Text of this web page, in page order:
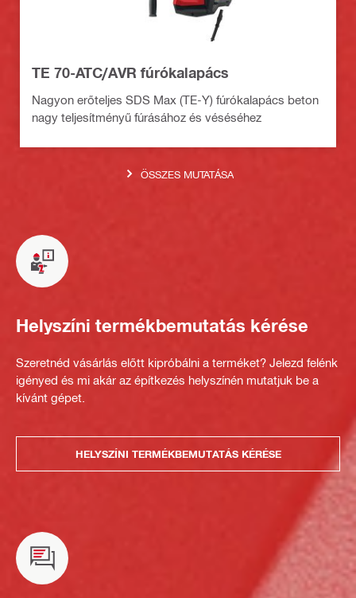
TE 70-ATC/AVR fúrókalapács
Nagyon erőteljes SDS Max (TE-Y) fúrókalapács beton
nagy teljesítményű fúrásához és véséséhez
ÖSSZES MUTATÁSA
Helyszíni termékbemutatás kérése
Szeretnéd vásárlás előtt kipróbálni a terméket? Jelezd felénk
igényed és mi akár az építkezés helyszínén mutatjuk be a
kívánt gépet.
HELYSZÍNI TERMÉKBEMUTATÁS KÉRÉSE